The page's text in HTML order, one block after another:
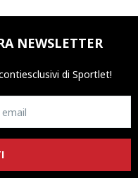
NEWSLETTER
esclusivi di Sportlet!